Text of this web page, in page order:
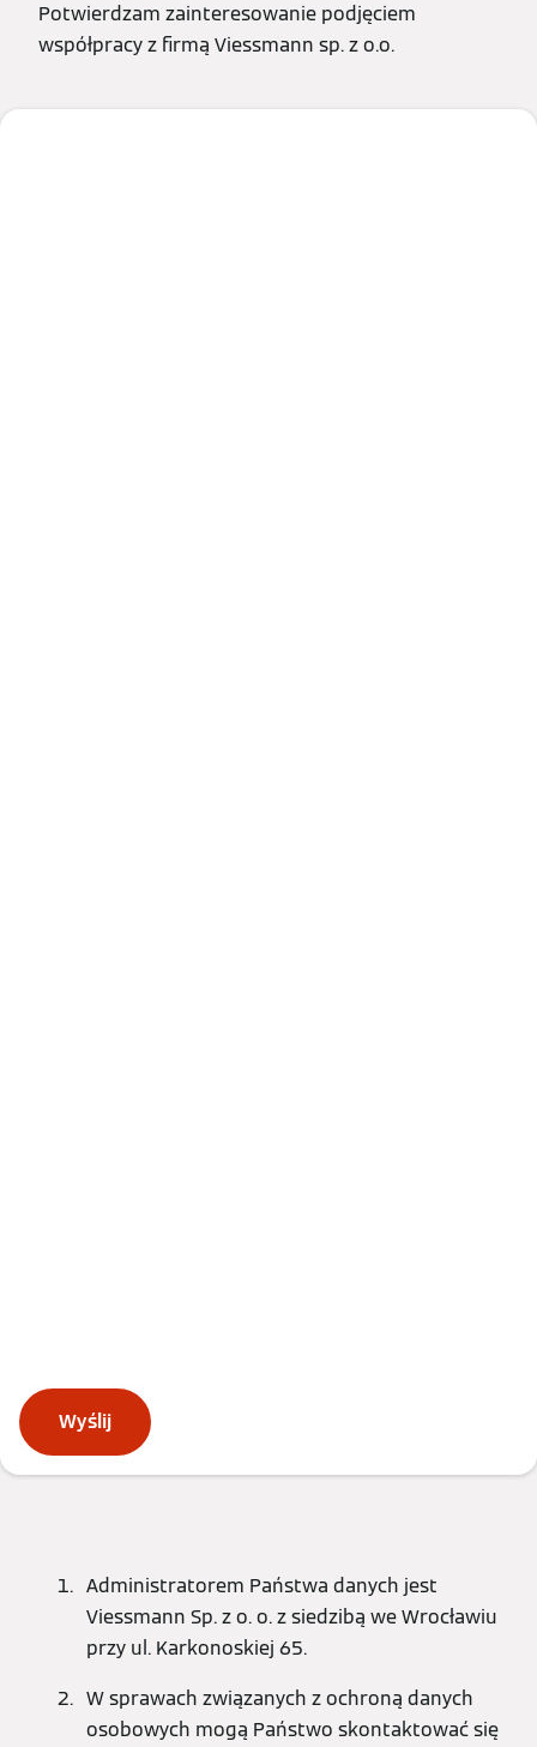
Potwierdzam zainteresowanie podjęciem
współpracy z firmą Viessmann sp. z o.o.
Wyślij
Administratorem Państwa danych jest
Viessmann Sp. z o. o. z siedzibą we Wrocławiu
przy ul. Karkonoskiej 65.
W sprawach związanych z ochroną danych
osobowych mogą Państwo skontaktować się